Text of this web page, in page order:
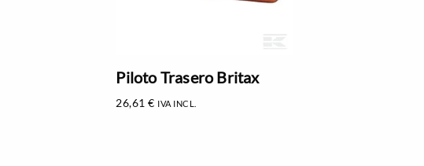
Piloto Trasero Britax
26,61€ IVA INCL.